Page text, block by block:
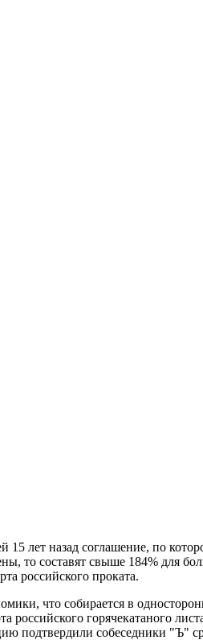
лет назад соглашение, по
то составят свыше 184% для
российского проката.
что собирается в
горячекатаного
собеседники "Ъ"